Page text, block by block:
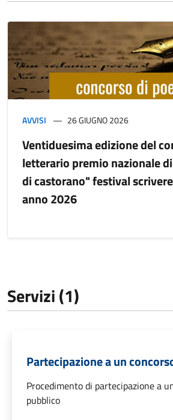
AVVISI 26 GIUGNO 2026
Ventiduesima edizione del
letterario premio nazionale
di castorano" festival
anno 2026
Servizi (1)
Partecipazione a un
Procedimento di partecipazione a
pubblico